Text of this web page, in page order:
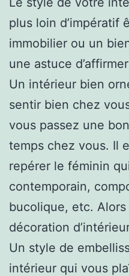
plus loin d’impératif
immobilier ou un
une astuce
Un intérieur bien
sentir bien chez
vous passez une
temps chez vous. Il
repérer le féminin
contemporain,
bucolique, etc.
décoration
Un style de
intérieur qui vous